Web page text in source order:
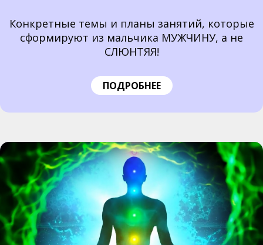
Конкретные темы и планы занятий, которые
сформируют из мальчика МУЖЧИНУ, а не
СЛЮНТЯЯ!
ПОДРОБНЕЕ